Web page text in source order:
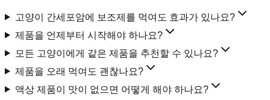
고양이 간세포암에 보조제를 먹여도 효과가 있나요?
제품을 언제부터 시작해야 하나요?
모든 고양이에게 같은 제품을 추천할 수 있나요?
제품을 오래 먹여도 괜찮나요?
액상 제품이 맛이 없으면 어떻게 해야 하나요?